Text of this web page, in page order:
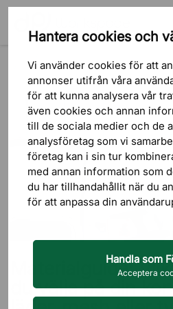
Hantera cookies och
Vi använder cookies för att
annonser utifrån våra
för att kunna analysera vår
även cookies och annan
till de sociala medier och de
analysföretag som vi
företag kan i sin tur
med annan information som
du har tillhandahållit när du
för att anpassa din
Handla som
Acceptera
Materialguide: Vilket material ska du
mesh eller tyg?
Materialguide:
du välja på din